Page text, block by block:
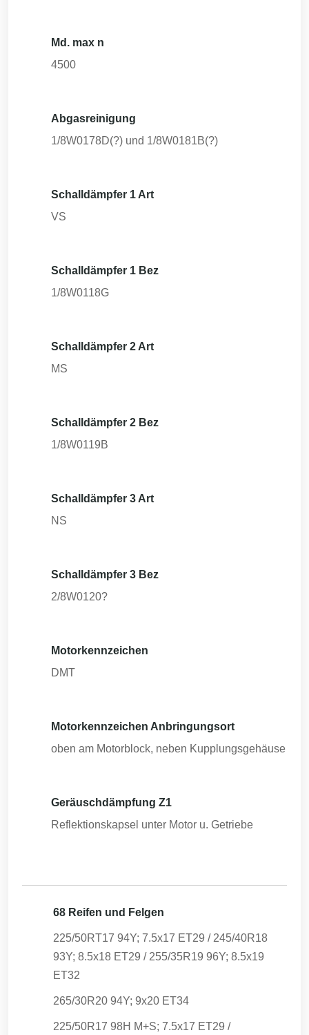
Md. max n
4500
Abgasreinigung
1/8W0178D(?) und 1/8W0181B(?)
Schalldämpfer 1 Art
VS
Schalldämpfer 1 Bez
1/8W0118G
Schalldämpfer 2 Art
MS
Schalldämpfer 2 Bez
1/8W0119B
Schalldämpfer 3 Art
NS
Schalldämpfer 3 Bez
2/8W0120?
Motorkennzeichen
DMT
Motorkennzeichen Anbringungsort
oben am Motorblock, neben Kupplungsgehäuse
Geräuschdämpfung Z1
Reflektionskapsel unter Motor u. Getriebe
68 Reifen und Felgen
225/50RT17 94Y; 7.5x17 ET29 / 245/40R18
93Y; 8.5x18 ET29 / 255/35R19 96Y; 8.5x19
ET32
265/30R20 94Y; 9x20 ET34
225/50R17 98H M+S; 7.5x17 ET29 /